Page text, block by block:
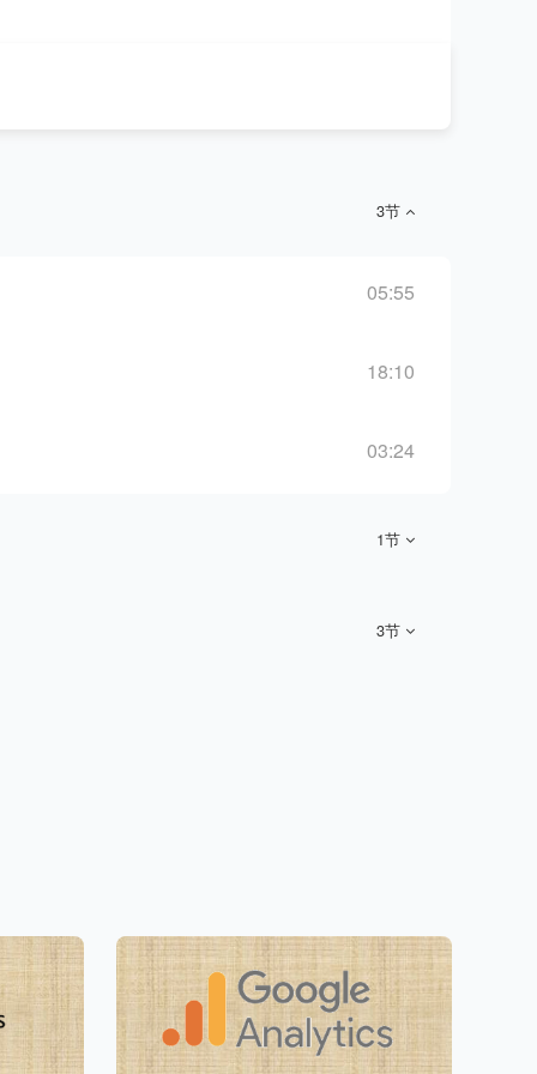
3节
05:55
18:10
03:24
1节
3节